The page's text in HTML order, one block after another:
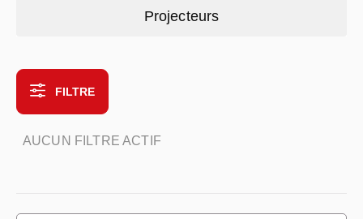
Projecteurs
FILTRE
AUCUN FILTRE ACTIF